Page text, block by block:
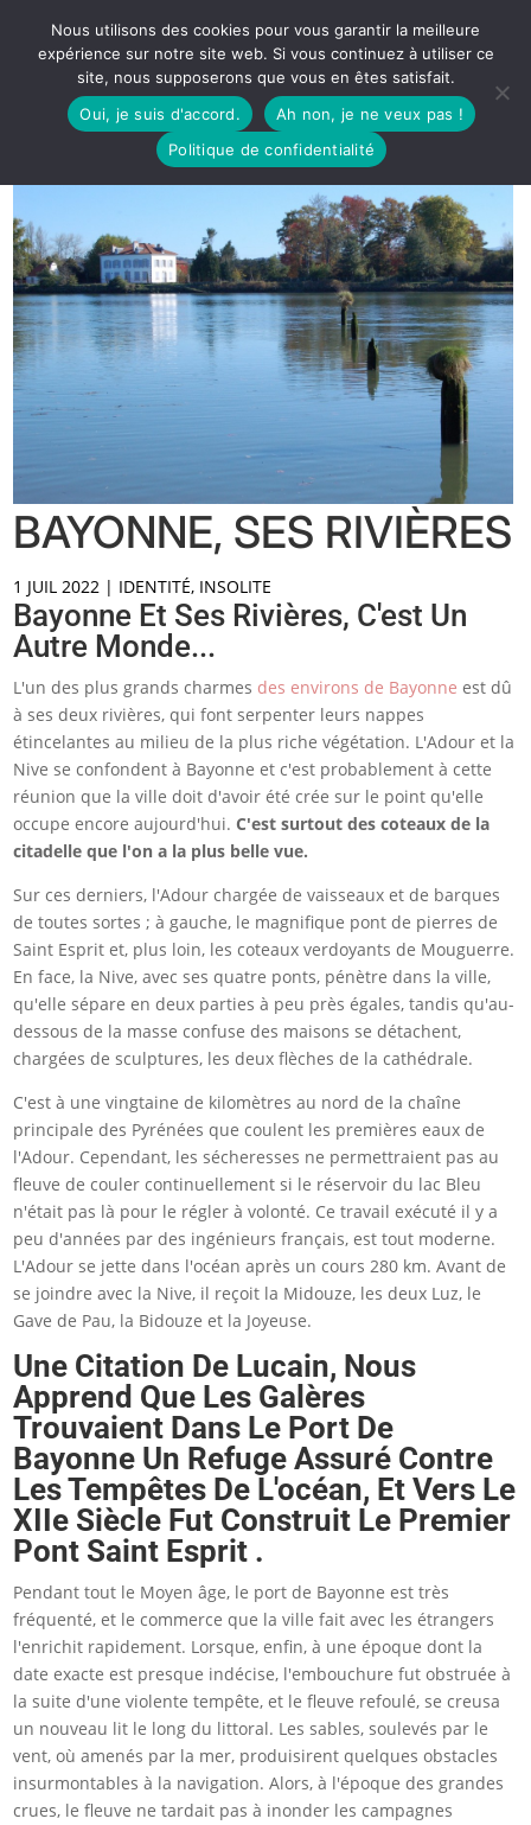
BAYONNE, SES RIVIÈRES
1 JUIL 2022 | IDENTITÉ, INSOLITE
Bayonne Et Ses Rivières, C'est Un
Autre Monde...
L'un des plus grands charmes des environs de Bayonne est dû
à ses deux rivières, qui font serpenter leurs nappes
étincelantes au milieu de la plus riche végétation. L'Adour et la
Nive se confondent à Bayonne et c'est probablement à cette
réunion que la ville doit d'avoir été crée sur le point qu'elle
occupe encore aujourd'hui.C'est surtout des coteaux de la
citadelle que l'on a la plus belle vue.
Sur ces derniers, l'Adour chargée de vaisseaux et de barques
de toutes sortes ; à gauche, le magnifique pont de pierres de
Saint Esprit et, plus loin, les coteaux verdoyants de Mouguerre.
En face, la Nive, avec ses quatre ponts, pénètre dans la ville,
qu'elle sépare en deux parties à peu près égales, tandis qu'au-
dessous de la masse confuse des maisons se détachent,
chargées de sculptures, les deux flèches de la cathédrale.
C'est à une vingtaine de kilomètres au nord de la chaîne
principale des Pyrénées que coulent les premières eaux de
l'Adour. Cependant, les sécheresses ne permettraient pas au
fleuve de couler continuellement si le réservoir du lac Bleu
n'était pas là pour le régler à volonté. Ce travail exécuté il y a
peu d'années par des ingénieurs français, est tout moderne.
L'Adour se jette dans l'océan après un cours 280 km. Avant de
se joindre avec la Nive, il reçoit la Midouze, les deux Luz, le
Gave de Pau, la Bidouze et la Joyeuse.
Une Citation De Lucain, Nous
Apprend Que Les Galères
Trouvaient Dans Le Port De
Bayonne Un Refuge Assuré Contre
Les Tempêtes De L'océan, Et Vers Le
XIIe Siècle Fut Construit Le Premier
Pont Saint Esprit .
Pendant tout le Moyen âge, le port de Bayonne est très
fréquenté, et le commerce que la ville fait avec les étrangers
l'enrichit rapidement. Lorsque, enfin, à une époque dont la
date exacte est presque indécise, l'embouchure fut obstruée à
la suite d'une violente tempête, et le fleuve refoulé, se creusa
un nouveau lit le long du littoral. Les sables, soulevés par le
vent, où amenés par la mer, produisirent quelques obstacles
insurmontables à la navigation. Alors, à l'époque des grandes
crues, le fleuve ne tardait pas à inonder les campagnes
Nous utilisons des cookies pour vous garantir la meilleure
expérience sur notre site web. Si vous continuez à utiliser ce
site, nous supposerons que vous en êtes satisfait.
Oui, je suis d'accord.
Ah non, je ne veux pas !
Politique de confidentialité